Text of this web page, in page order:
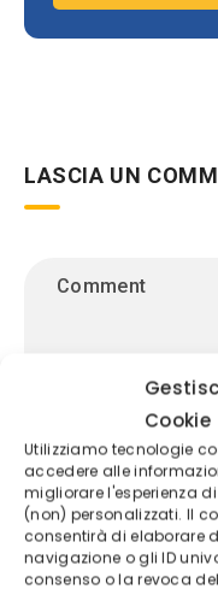
Cookie
Utilizziamo tecnologie
accedere alle
migliorare l'esperienza
(non) personalizzati. Il
consentirà di elaborare
navigazione o gli ID
consenso o la revoca
LASCIA UN